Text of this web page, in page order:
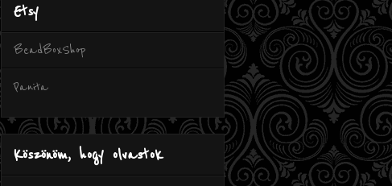
Etsy
BeadBoxShop
Panita
Köszönöm, hogy olvastok